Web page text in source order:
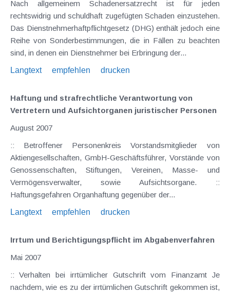
Nach allgemeinem Schadenersatzrecht ist für jeden
rechtswidrig und schuldhaft zugefügten Schaden einzustehen.
Das Dienstnehmerhaftpflichtgesetz (DHG) enthält jedoch eine
Reihe von Sonderbestimmungen, die in Fällen zu beachten
sind, in denen ein Dienstnehmer bei Erbringung der...
Langtext
empfehlen drucken
Haftung und strafrechtliche Verantwortung von
Vertretern und Aufsichtorganen juristischer Personen
August 2007
:: Betroffener Personenkreis Vorstandsmitglieder von
Aktiengesellschaften, GmbH-Geschäftsführer, Vorstände von
Genossenschaften, Stiftungen, Vereinen, Masse- und
Vermögensverwalter, sowie Aufsichtsorgane. ::
Haftungsgefahren Organhaftung gegenüber der...
Langtext
empfehlen drucken
Irrtum und Berichtigungspflicht im Abgabenverfahren
Mai 2007
:: Verhalten bei irrtümlicher Gutschrift vom Finanzamt Je
nachdem, wie es zu der irrtümlichen Gutschrift gekommen ist,